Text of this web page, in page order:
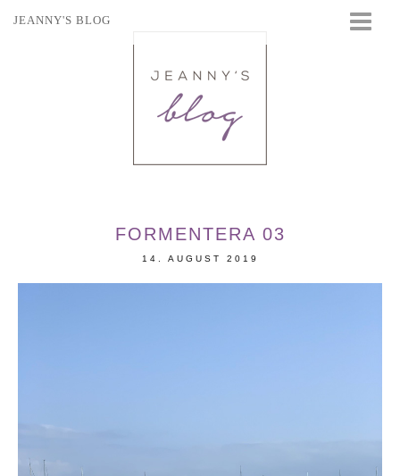
JEANNY'S BLOG
FORMENTERA 03
14. AUGUST 2019